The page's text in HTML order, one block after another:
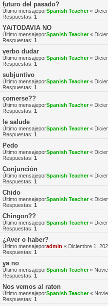
futuro del pasado?
Último mensajeporSpanish Teacher«
Respuestas: 1
YA/TODAVIA NO
Último mensajeporSpanish Teacher«
Respuestas: 1
verbo dudar
Último mensajeporSpanish Teacher«
Respuestas: 1
subjuntivo
Último mensajeporSpanish Teacher«
Respuestas: 1
comerse??
Último mensajeporSpanish Teacher«
Respuestas: 1
le salude
Último mensajeporSpanish Teacher«
Respuestas: 1
Pedo
Último mensajeporSpanish Teacher«
Respuestas: 1
Conjunción
Último mensajeporSpanish Teacher«
Respuestas: 1
Chido
Último mensajeporSpanish Teacher«
Respuestas: 1
Chingon??
Último mensajeporSpanish Teacher«
Respuestas: 1
¿Aver o haber?
Último mensajeporadmin « Diciembre 1,
Respuestas: 1
ya no
Último mensajeporSpanish Teacher«
Respuestas: 1
Nos vemos al raton
Último mensajeporSpanish Teacher«
Respuestas: 1